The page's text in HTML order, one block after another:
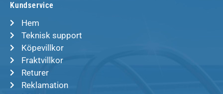
Kundservice
Hem
Teknisk support
Köpevillkor
Fraktvillkor
Returer
Reklamation